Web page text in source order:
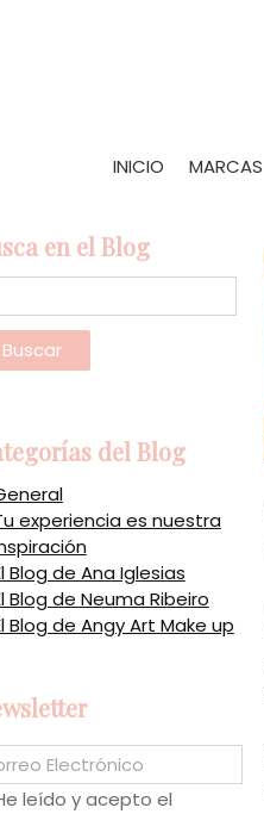
INICIO MARCAS
en el Blog
del Blog
experiencia es nuestra
Blog de Ana Iglesias
Blog de Neuma Ribeiro
Blog de Angy Art Make up
leído y acepto el